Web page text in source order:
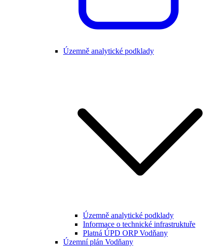
Územně analytické podklady
Územně analytické podklady
Informace o technické infrastruktuře
Platná ÚPD ORP Vodňany
Územní plán Vodňany